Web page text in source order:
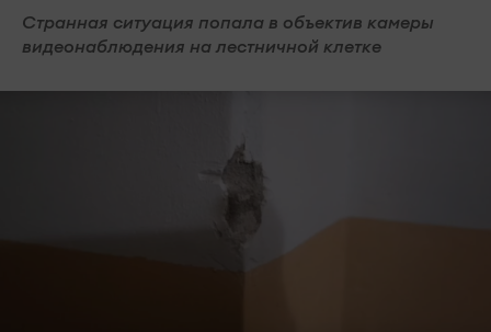
Странная ситуация попала в объектив камеры
видеонаблюдения на лестничной клетке